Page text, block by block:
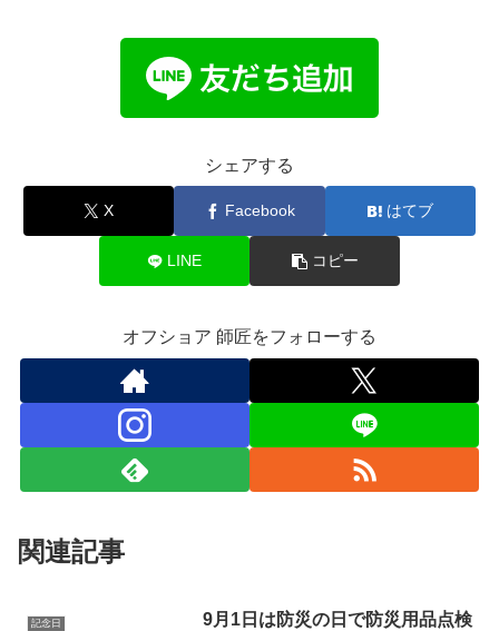
シェアする
X Facebook はてブ
LINE コピー
オフショア 師匠をフォローする
関連記事
記念日
9月1日は防災の日で防災用品点検